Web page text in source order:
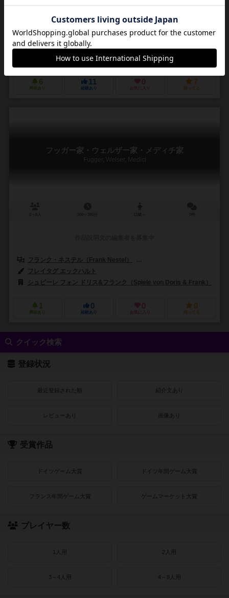
バナナリパブリック🍌 ブラフ/マジョリティ 裏向きに並ぶ得点札(親分)
ヶ所を見れる...
ドリス・マテーウス（Doris Matthäus）
フランク・ネステル（
ルシフェル
シュピーレ フォン ドリス&フランク（Spiele von Doris & Frank）
6
興味あり
11
経験あり
0
お気に入り
7
持ってる
フッガー家・ウェルザー家・メディチ家
Fugger, Welser, Medici
フランク・ネステル（Frank Nestel）
フレイタグ エックハルト
シュピーレ フォン ドリス&フランク（Spiele von Doris & Frank）
1
興味あり
0
経験あり
0
お気に入り
0
持ってる
クイック検索
登録状況
最近登録された順 紹介文あり
レビューあり 画像あり
受賞作品
ドイツゲーム大賞 ドイツ年間ゲーム大賞
フランス年間ゲーム大賞 ゲームマーケット大賞
プレイヤー数
1人用 2人用
3～4人用 4～8人用